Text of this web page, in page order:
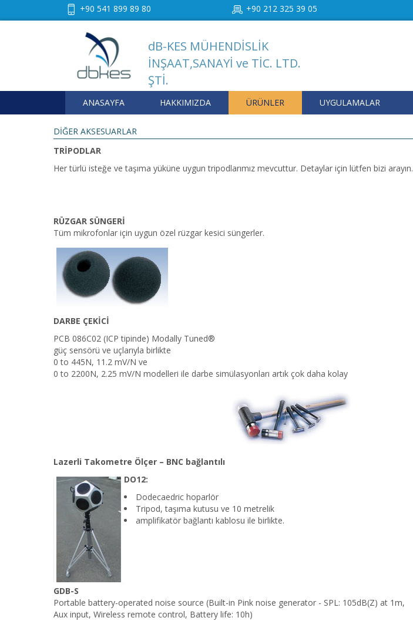
+90 541 899 89 80 +90 212 325 39 05
dB-KES MÜHENDİSLİK
İNŞAAT,SANAYİ ve TİC. LTD.
ŞTİ.
ANASAYFA HAKKIMIZDA ÜRÜNLER UYGULAMALAR
DİĞER AKSESUARLAR
TRİPODLAR
Her türlü isteğe ve taşıma yüküne uygun tripodlarımız mevcuttur. Detaylar için lütfen bizi arayın.
RÜZGAR SÜNGERİ
Tüm mikrofonlar için uygun özel rüzgar kesici süngerler.
DARBE ÇEKİCİ
PCB 086C02 (ICP tipinde) Modally Tuned®
güç sensörü ve uçlarıyla birlikte
0 to 445N, 11.2 mV/N ve
0 to 2200N, 2.25 mV/N modelleri ile darbe simülasyonları artık çok daha kolay
Lazerli Takometre Ölçer – BNC bağlantılı
DO12:
Dodecaedric hoparlör
Tripod, taşıma kutusu ve 10 metrelik
amplifikatör bağlantı kablosu ile birlikte.
GDB-S
Portable battery-operated noise source (Built-in Pink noise generator - SPL: 105dB(Z) at 1m,
Aux input, Wireless remote control, Battery life: 10h)